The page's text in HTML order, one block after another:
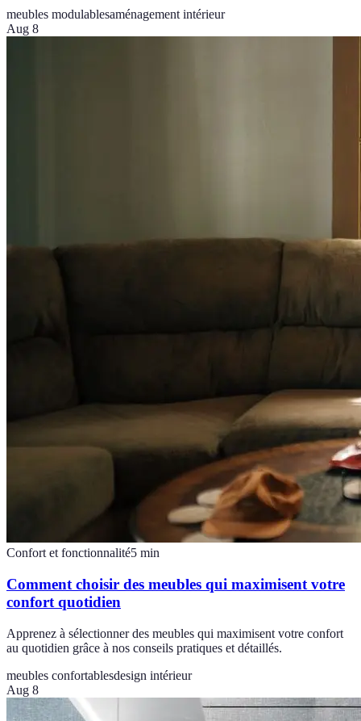
meubles modulablesaménagement intérieur
Aug 8
Confort et fonctionnalité5 min
Comment choisir des meubles qui maximisent votre
confort quotidien
Apprenez à sélectionner des meubles qui maximisent votre confort
au quotidien grâce à nos conseils pratiques et détaillés.
meubles confortablesdesign intérieur
Aug 8